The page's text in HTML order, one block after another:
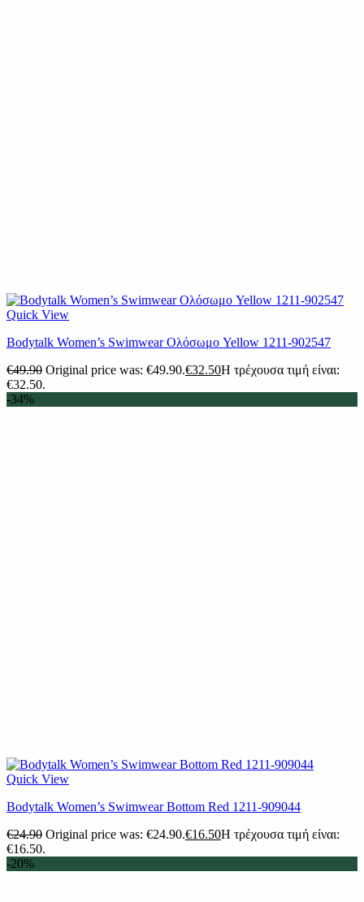
Quick View
Βodytalk Women’s Swimwear Ολόσωμο Yellow 1211-902547
€49.90 Original price was: €49.90.€32.50Η τρέχουσα τιμή είναι:
€32.50.
-34%
Quick View
Βodytalk Women’s Swimwear Bottom Red 1211-909044
€24.90 Original price was: €24.90.€16.50Η τρέχουσα τιμή είναι:
€16.50.
-20%